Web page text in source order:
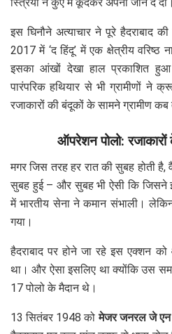
स्त्रियों ने कुएं में कूदकर अपनी जान दे
इस घिनौने अत्याचार ने पूरे हैदराबाद
2017 में ‘द हिंदू’ में एक क्षेत्रीय वरिष्ठ
इसका आंखों देखा हाल प्रकाशित
पारंपरिक हथियार से भी ग्रामीणों ने
रजाकारों की बंदूकों के सामने ग्रामीण
ऑपरेशन पोलो:
मगर जिस तरह हर रात की सुबह होती है,
सुबह हुई – और सुबह भी ऐसी कि जिसने
में भारतीय सेना ने कमान संभाली।
गया।
हैदराबाद पर होने जा रहे इस एक्शन को
था। और ऐसा इसलिए था क्योंकि उस
17 पोलो के मैदान थे।
13 सितंबर 1948 कोमेजर जनरल जे एन